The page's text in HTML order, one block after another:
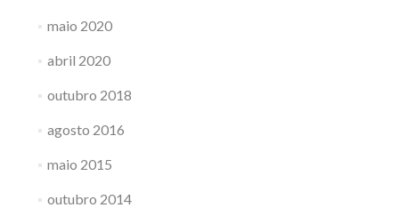
maio 2020
abril 2020
outubro 2018
agosto 2016
maio 2015
outubro 2014